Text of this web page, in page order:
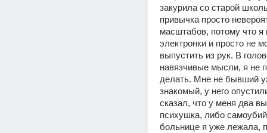
закурила со старой
привычка просто
масштабов, потому что я
электронки и просто не
выпустить из рук. В
навязчивые мысли, я не
делать. Мне не бывший
знакомый, у него
сказал, что у меня два
психушка, либо
больнице я уже лежала,